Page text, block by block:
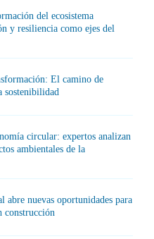
del ecosistema
y resiliencia como ejes del
El camino de
sostenibilidad
circular: expertos analizan
ambientales de la
abre nuevas oportunidades para
construcción